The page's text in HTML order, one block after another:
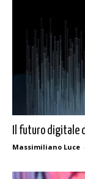
Il futuro digitale
Massimiliano Luce -